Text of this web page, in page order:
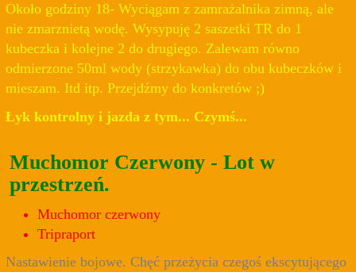
Około godziny 18- Wyciągam z zamrażalnika zimną, ale
nie zmarznietą wodę. Wysypuję 2 saszetki TR do 1
kubeczka i kolejne 2 do drugiego. Zalewam równo
odmierzone 50ml wody (strzykawka) do obu kubeczków i
mieszam. Itd itp. Przejdźmy do konkretów ;)
Łyk kontrolny i jazda z tym... Czymś...
Muchomor Czerwony - Lot w
przestrzeń.
Muchomor czerwony
Tripraport
Nastawienie bojowe. Chęć przeżycia czegoś ekscytującego